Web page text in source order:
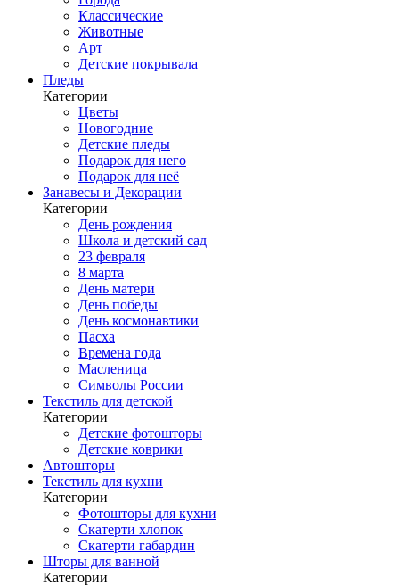
Классические
Животные
Арт
Детские покрывала
Пледы
Категории
Цветы
Новогодние
Детские пледы
Подарок для него
Подарок для неё
Занавесы и Декорации
Категории
День рождения
Школа и детский сад
23 февраля
8 марта
День матери
День победы
День космонавтики
Пасха
Времена года
Масленица
Символы России
Текстиль для детской
Категории
Детские фотошторы
Детские коврики
Автошторы
Текстиль для кухни
Категории
Фотошторы для кухни
Скатерти хлопок
Скатерти габардин
Шторы для ванной
Категории